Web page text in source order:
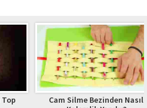
Cam Silme Bezinden Nasıl